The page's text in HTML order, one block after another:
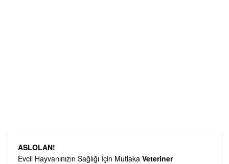
ASLOLAN!
Evcil Hayvanınızın Sağlığı İçin Mutlaka Veteriner